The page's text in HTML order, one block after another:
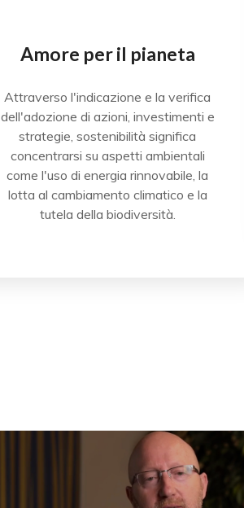
Amore per il pianeta
Attraverso l'indicazione e la verifica
dell'adozione di azioni, investimenti e
strategie, sostenibilità significa
concentrarsi su aspetti ambientali
come l'uso di energia rinnovabile, la
lotta al cambiamento climatico e la
tutela della biodiversità.